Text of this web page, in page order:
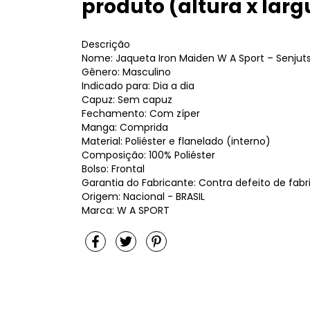
produto (altura x
Descrição
Nome: Jaqueta Iron Maiden W A Sport –
Gênero: Masculino
Indicado para: Dia a dia
Capuz: Sem capuz
Fechamento: Com zíper
Manga: Comprida
Material: Poliéster e flanelado (interno)
Composição: 100% Poliéster
Bolso: Frontal
Garantia do Fabricante: Contra defeito de
Origem: Nacional - BRASIL
Marca: W A SPORT